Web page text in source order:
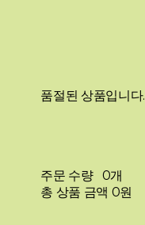
품절된 상품입니다.
주문 수량
0개
총 상품 금액 0원